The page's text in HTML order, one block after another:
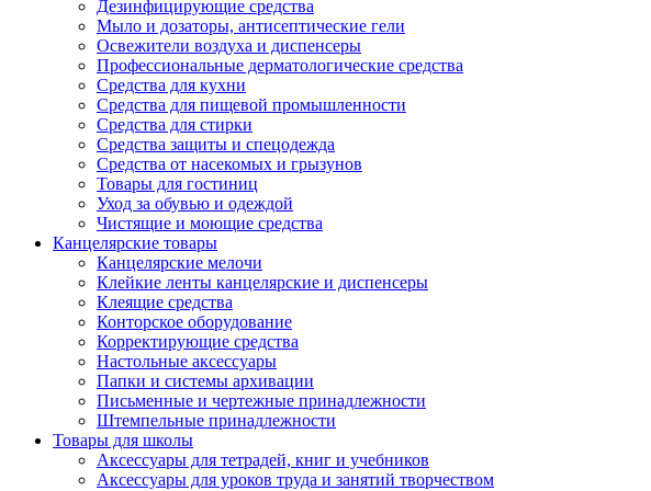
Дезинфицирующие средства
Мыло и дозаторы, антисептические гели
Освежители воздуха и диспенсеры
Профессиональные дерматологические средства
Средства для кухни
Средства для пищевой промышленности
Средства для стирки
Средства защиты и спецодежда
Средства от насекомых и грызунов
Товары для гостиниц
Уход за обувью и одеждой
Чистящие и моющие средства
Канцелярские товары
Канцелярские мелочи
Клейкие ленты канцелярские и диспенсеры
Клеящие средства
Конторское оборудование
Корректирующие средства
Настольные аксессуары
Папки и системы архивации
Письменные и чертежные принадлежности
Штемпельные принадлежности
Товары для школы
Аксессуары для тетрадей, книг и учебников
Аксессуары для уроков труда и занятий творчеством